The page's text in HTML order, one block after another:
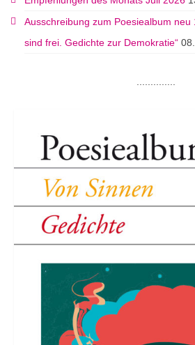
Ausschreibung zum Poesiealbum neu
sind frei. Gedichte zur Demokratie“